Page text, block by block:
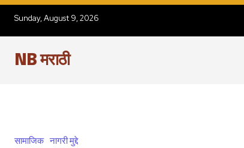
Sunday, August 9, 2026
NB मराठी
सामाजिक नागरी मुद्दे